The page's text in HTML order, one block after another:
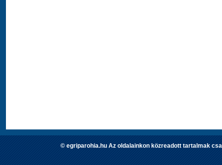
© egriparohia.hu Az oldalainkon közreadott tartalmak